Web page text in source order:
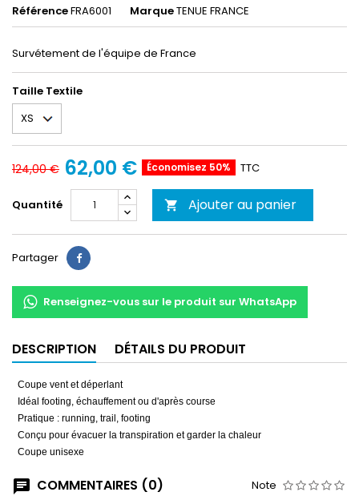
RéférenceFRA6001 MarqueTENUE FRANCE
Survétement de l'équipe de France
Taille Textile
124,00 € 62,00 € Économisez 50% TTC
Quantité  Ajouter au panier
Partager Partager
Renseignez-vous sur le produit sur WhatsApp
DESCRIPTION DÉTAILS DU PRODUIT
Coupe vent et déperlant
Idéal footing, échauffement ou d'après course
Pratique : running, trail, footing
Conçu pour évacuer la transpiration et garder la chaleur
Coupe unisexe
COMMENTAIRES (0) Note